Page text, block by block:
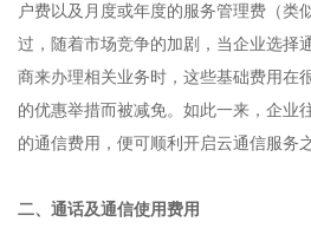
户费以及月度或年度的服务管理费（类
过，随着市场竞争的加剧，当企业选择
商来办理相关业务时，这些基础费用在
的优惠举措而被减免。如此一来，企业
的通信费用，便可顺利开启云通信服务之
二、通话及通信使用费用